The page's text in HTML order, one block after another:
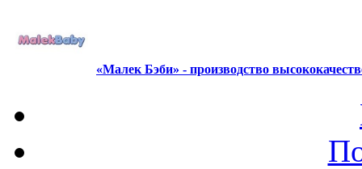
«Малек Бэби» - производство